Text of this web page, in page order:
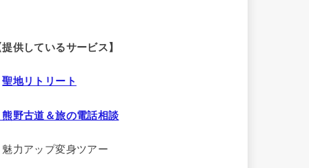
提供しているサービス】
聖地リトリート
熊野古道＆旅の電話相談
魅力アップ変身ツアー